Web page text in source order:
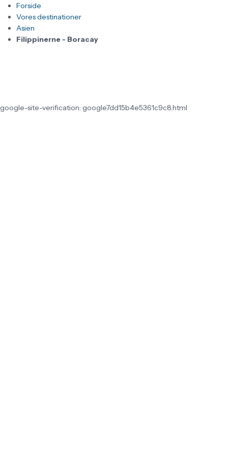
Forside
Vores destinationer
Asien
Filippinerne - Boracay
google-site-verification: google7dd15b4e5361c9c8.html